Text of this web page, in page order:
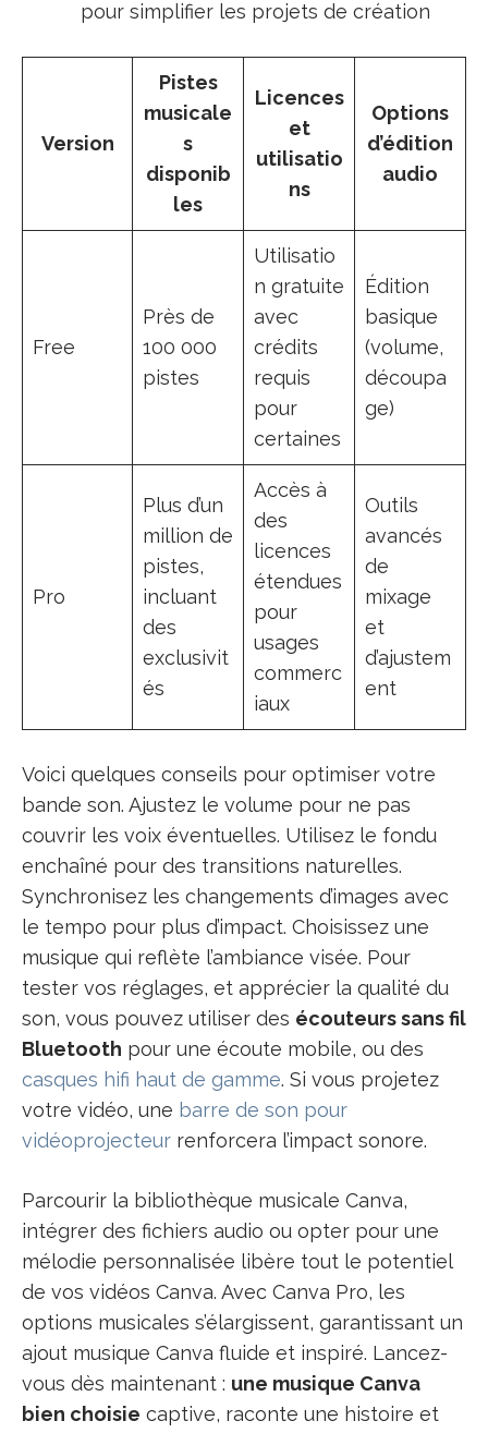
pour simplifier les projets de création
Version
Pistes
musicale
s
disponib
les
Licences
et
utilisatio
ns
Options
d’édition
audio
Free
Près de
100 000
pistes
Utilisatio
n gratuite
avec
crédits
requis
pour
certaines
Édition
basique
(volume,
découpa
ge)
Pro
Plus d’un
million de
pistes,
incluant
des
exclusivit
és
Accès à
des
licences
étendues
pour
usages
commerc
iaux
Outils
avancés
de
mixage
et
d’ajustem
ent
Voici quelques conseils pour optimiser votre
bande son. Ajustez le volume pour ne pas
couvrir les voix éventuelles. Utilisez le fondu
enchaîné pour des transitions naturelles.
Synchronisez les changements d’images avec
le tempo pour plus d’impact. Choisissez une
musique qui reflète l’ambiance visée. Pour
tester vos réglages, et apprécier la qualité du
son, vous pouvez utiliser des écouteurs sans fil
Bluetooth pour une écoute mobile, ou des
casques hifi haut de gamme. Si vous projetez
votre vidéo, une barre de son pour
vidéoprojecteur renforcera l’impact sonore.
Parcourir la bibliothèque musicale Canva,
intégrer des fichiers audio ou opter pour une
mélodie personnalisée libère tout le potentiel
de vos vidéos Canva. Avec Canva Pro, les
options musicales s’élargissent, garantissant un
ajout musique Canva fluide et inspiré. Lancez-
vous dès maintenant : une musique Canva
bien choisie captive, raconte une histoire et